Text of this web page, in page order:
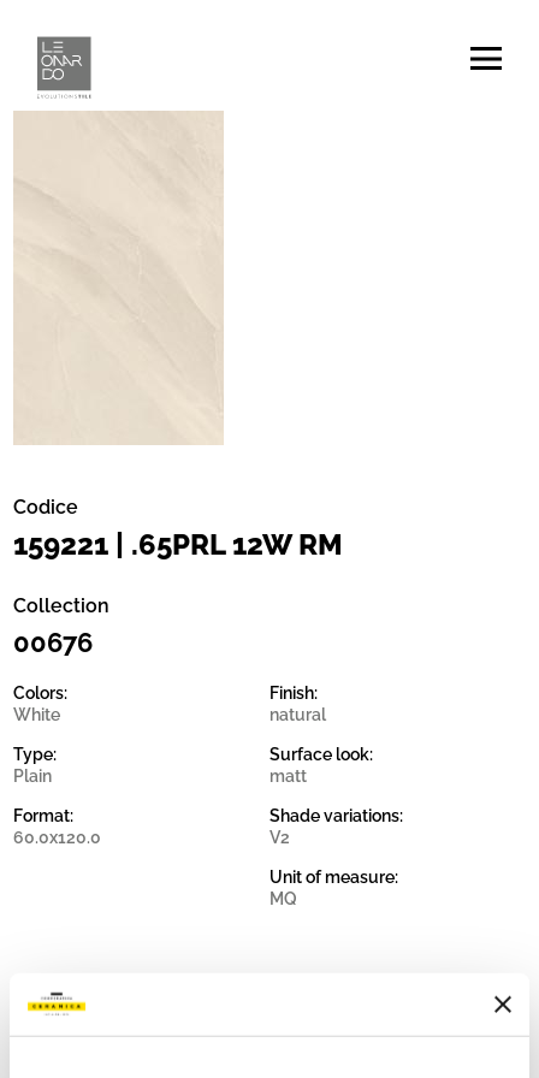
Codice
159221 | .65PRL 12W RM
Collection
00676
Colors:
White
Type:
Plain
Format:
60.0x120.0
Finish:
natural
Surface look:
matt
Shade variations:
V2
Unit of measure:
MQ